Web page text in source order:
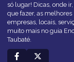
só lugar! Dicas, onde ir,
que fazer, as melhores
empresas, locais,
muito mais no guia
Taubaté.